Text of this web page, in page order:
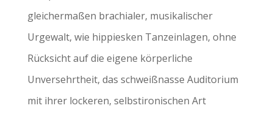
gleichermaßen brachialer, musikalischer
Urgewalt, wie hippiesken Tanzeinlagen, ohne
Rücksicht auf die eigene körperliche
Unversehrtheit, das schweißnasse Auditorium
mit ihrer lockeren, selbstironischen Art